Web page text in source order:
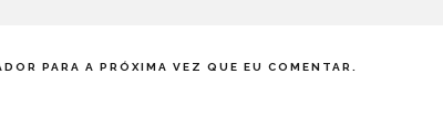
PARA A PRÓXIMA VEZ QUE EU COMENTAR.